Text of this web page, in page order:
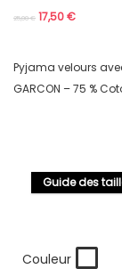
25,00€ 17,50€
Pyjama velours avec
GARCON – 75 %
Guide des
Couleur